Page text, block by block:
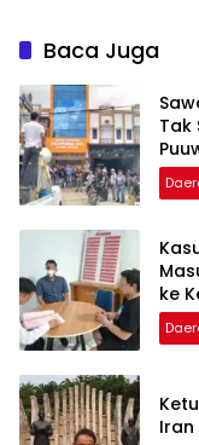
Baca Juga
Tak
ke
Iran